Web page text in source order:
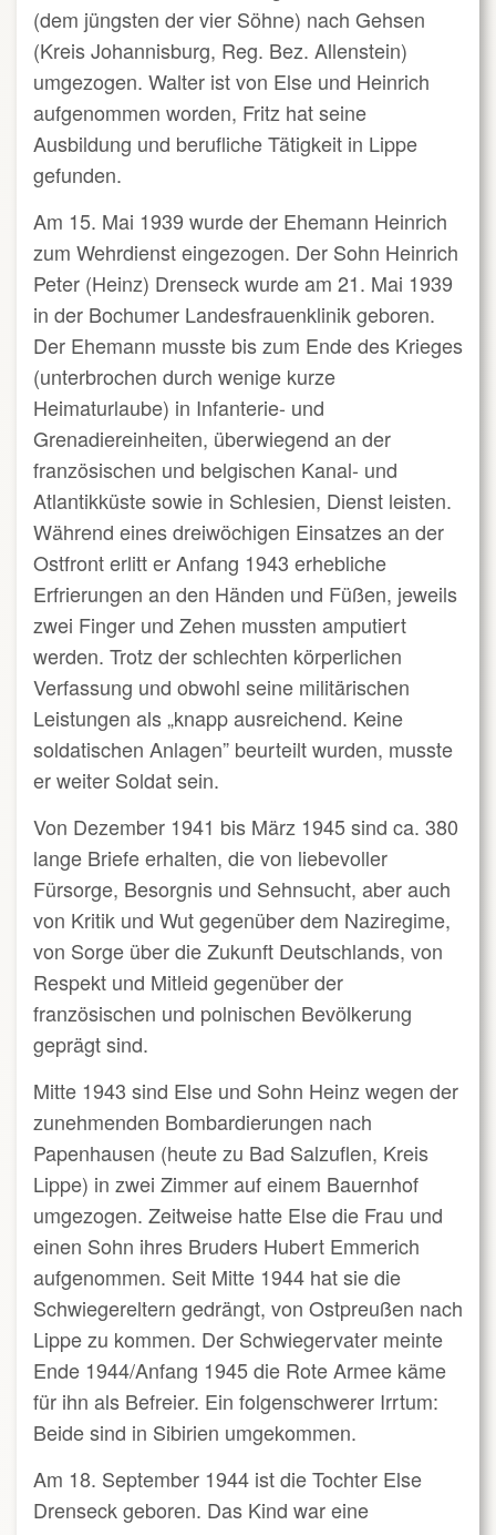
(dem jüngsten der vier Söhne) nach Gehsen
(Kreis Johannisburg, Reg. Bez. Allenstein)
umgezogen. Walter ist von Else und Heinrich
aufgenommen worden, Fritz hat seine
Ausbildung und berufliche Tätigkeit in Lippe
gefunden.
Am 15. Mai 1939 wurde der Ehemann Heinrich
zum Wehrdienst eingezogen. Der Sohn Heinrich
Peter (Heinz) Drenseck wurde am 21. Mai 1939
in der Bochumer Landesfrauenklinik geboren.
Der Ehemann musste bis zum Ende des Krieges
(unterbrochen durch wenige kurze
Heimaturlaube) in Infanterie- und
Grenadiereinheiten, überwiegend an der
französischen und belgischen Kanal- und
Atlantikküste sowie in Schlesien, Dienst leisten.
Während eines dreiwöchigen Einsatzes an der
Ostfront erlitt er Anfang 1943 erhebliche
Erfrierungen an den Händen und Füßen, jeweils
zwei Finger und Zehen mussten amputiert
werden. Trotz der schlechten körperlichen
Verfassung und obwohl seine militärischen
Leistungen als „knapp ausreichend. Keine
soldatischen Anlagen” beurteilt wurden, musste
er weiter Soldat sein.
Von Dezember 1941 bis März 1945 sind ca. 380
lange Briefe erhalten, die von liebevoller
Fürsorge, Besorgnis und Sehnsucht, aber auch
von Kritik und Wut gegenüber dem Naziregime,
von Sorge über die Zukunft Deutschlands, von
Respekt und Mitleid gegenüber der
französischen und polnischen Bevölkerung
geprägt sind.
Mitte 1943 sind Else und Sohn Heinz wegen der
zunehmenden Bombardierungen nach
Papenhausen (heute zu Bad Salzuflen, Kreis
Lippe) in zwei Zimmer auf einem Bauernhof
umgezogen. Zeitweise hatte Else die Frau und
einen Sohn ihres Bruders Hubert Emmerich
aufgenommen. Seit Mitte 1944 hat sie die
Schwiegereltern gedrängt, von Ostpreußen nach
Lippe zu kommen. Der Schwiegervater meinte
Ende 1944/Anfang 1945 die Rote Armee käme
für ihn als Befreier. Ein folgenschwerer Irrtum:
Beide sind in Sibirien umgekommen.
Am 18. September 1944 ist die Tochter Else
Drenseck geboren. Das Kind war eine